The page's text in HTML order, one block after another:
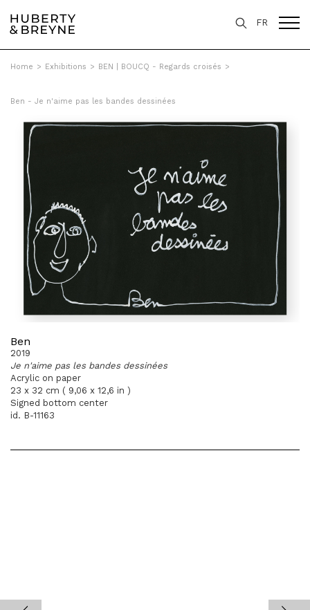
FR
Home > Exhibitions > BEN | BOUCQ - Regards croisés >
Ben - Je n'aime pas les bandes dessinées
Ben
2019
Je n'aime pas les bandes dessinées
Acrylic on paper
23 x 32 cm ( 9,06 x 12,6 in )
Signed bottom center
id. B-11163